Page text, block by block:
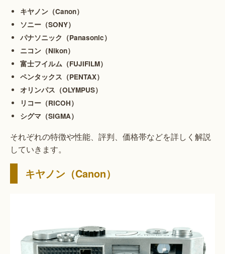
キヤノン（Canon）
ソニー（SONY）
パナソニック（Panasonic）
ニコン（Nikon）
富士フイルム（FUJIFILM）
ペンタックス（PENTAX）
オリンパス（OLYMPUS）
リコー（RICOH）
シグマ（SIGMA）
それぞれの特徴や性能、評判、価格帯などを詳しく解説
していきます。
キヤノン（Canon）